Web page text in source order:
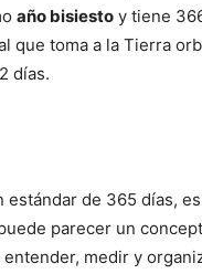
año bisiesto y tiene
que toma a la Tierra
días.
estándar de 365 días,
parecer un
medir y